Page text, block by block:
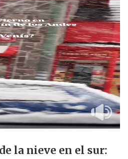
la nieve en el sur: